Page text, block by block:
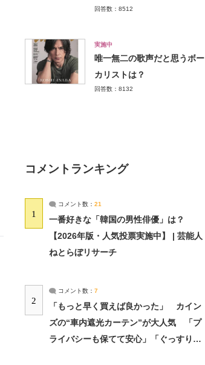
回答数：8512
実施中
唯一無二の歌声だと思うボー
カリストは？
回答数：8132
コメントランキング
1
コメント数： 21
一番好きな「韓国の男性俳優」は？
【2026年版・人気投票実施中】 | 芸能人
ねとらぼリサーチ
2
コメント数： 7
「もっと早く買えば良かった」 カイン
ズの“車内遮光カーテン”が大人気 「プ
ライバシーも保てて安心」「ぐっすり眠